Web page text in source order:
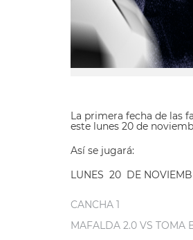
La primera fecha de las
este lunes 20 de
Así se jugará:
LUNES 20 DE
CANCHA 1
MAFALDA 2.0 VS TOMA